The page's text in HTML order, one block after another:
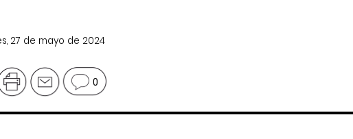
27 de mayo de 2024
0